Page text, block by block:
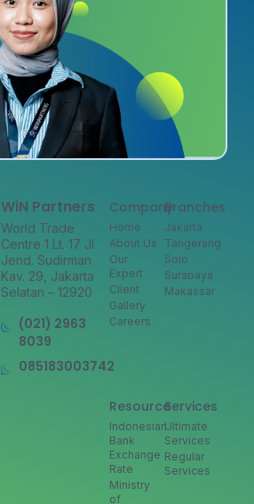
WiN Partners
World Trade
Centre 1 Lt. 17 Jl
Jend. Sudirman
Kav. 29, Jakarta
Selatan – 12920
(021) 2963
8039
085183003742
Company
Home
About Us
Our
Expert
Client
Gallery
Careers
Services
Ultimate
Services
Regular
Services
Branches
Jakarta
Tangerang
Solo
Surabaya
Makassar
Resource
Indonesian
Bank
Exchange
Rate
Ministry
of